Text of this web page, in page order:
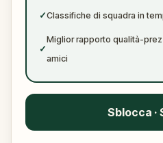
✓Classifiche di squadra in
✓
Miglior rapporto qualità-
amici
Sblocca ·